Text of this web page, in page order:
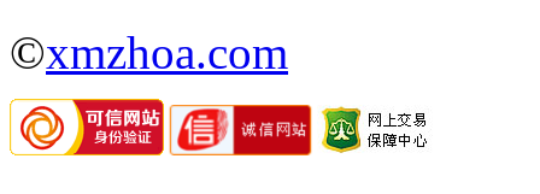
©xmzhoa.com